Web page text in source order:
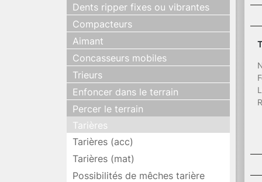
Dents ripper fixes ou vibrantes
Compacteurs
Aimant
Concasseurs mobiles
Trieurs
Enfoncer dans le terrain
Percer le terrain
Tarières
Tarières (acc)
Tarières (mat)
Possibilités de mêches tarière